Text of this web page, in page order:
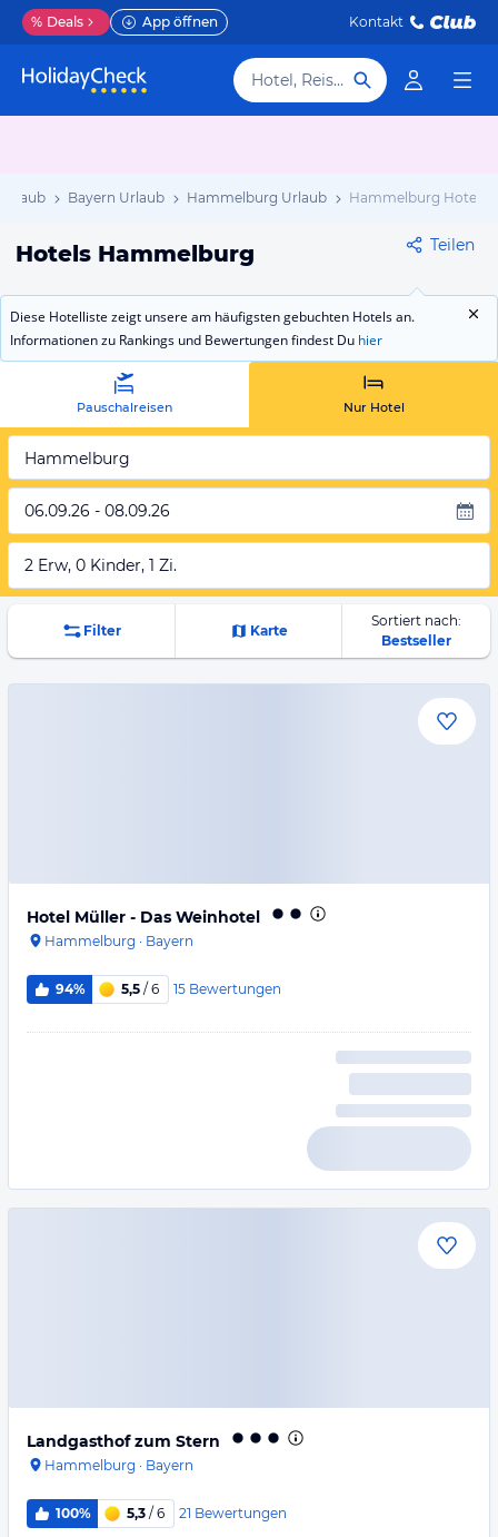
% Deals App öffnen Kontakt
Hotel, Reiseziel
Bayern Urlaub Hammelburg Urlaub Hammelburg Hotels
Hotels Hammelburg Teilen
Diese Hotelliste zeigt unsere am häufigsten gebuchten Hotels an.
Informationen zu Rankings und Bewertungen findest Du hier
Pauschalreisen Nur Hotel
Hammelburg
06.09.26 - 08.09.26
2 Erw, 0 Kinder, 1 Zi.
Filter Karte
Sortiert nach:
Bestseller
Hotel Müller - Das Weinhotel
Hammelburg · Bayern
94% 5,5 / 6 15 Bewertungen
Landgasthof zum Stern
Hammelburg · Bayern
100% 5,3 / 6 21 Bewertungen